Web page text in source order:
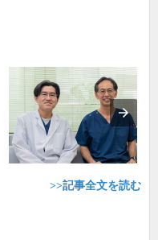
>>記事全文を読む